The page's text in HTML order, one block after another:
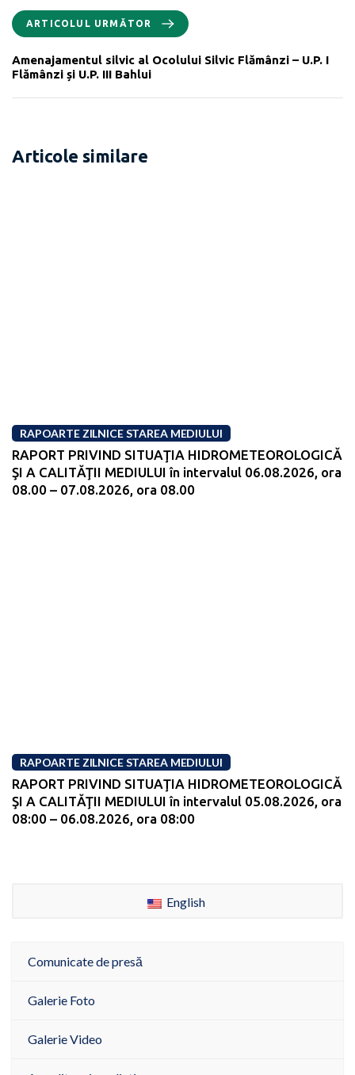
ARTICOLUL URMĂTOR
Amenajamentul silvic al Ocolului Silvic Flămânzi – U.P. I
Flămânzi și U.P. III Bahlui
Articole similare
RAPOARTE ZILNICE STAREA MEDIULUI
RAPORT PRIVIND SITUAŢIA HIDROMETEOROLOGICĂ
ŞI A CALITĂŢII MEDIULUI în intervalul 06.08.2026, ora
08.00 – 07.08.2026, ora 08.00
RAPOARTE ZILNICE STAREA MEDIULUI
RAPORT PRIVIND SITUAŢIA HIDROMETEOROLOGICĂ
ŞI A CALITĂŢII MEDIULUI în intervalul 05.08.2026, ora
08:00 – 06.08.2026, ora 08:00
English
Comunicate de presă
Galerie Foto
Galerie Video